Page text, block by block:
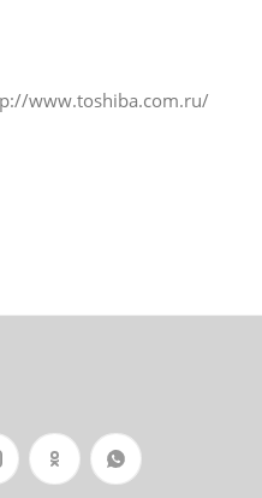
www.toshiba.com.ru/